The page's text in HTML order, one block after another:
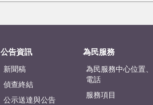
公告資訊
新聞稿
偵查終結
公示送達與公告
為民服務
為民服務中心位置、
電話
服務項目